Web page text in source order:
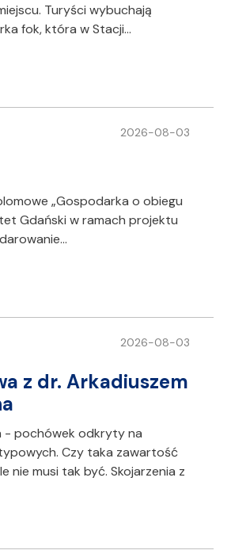
Turyści wybuchają
fok, która w Stacji…
2026-08-03
„Gospodarka o obiegu
Gdański w ramach projektu
2026-08-03
z dr. Arkadiuszem
- pochówek odkryty na
Czy taka zawartość
nie musi tak być. Skojarzenia z